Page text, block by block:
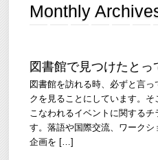
Monthly
図書館で見つけたとっ
図書館を訪れる時、必ずと言
クを見ることにしています。
こなわれるイベントに関する
す。落語や国際交流、ワーク
企画を […]